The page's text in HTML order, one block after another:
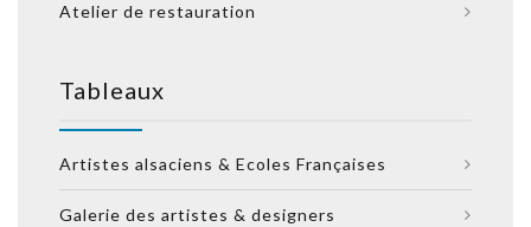
Atelier de restauration
Tableaux
Artistes alsaciens & Ecoles Françaises
Galerie des artistes & designers